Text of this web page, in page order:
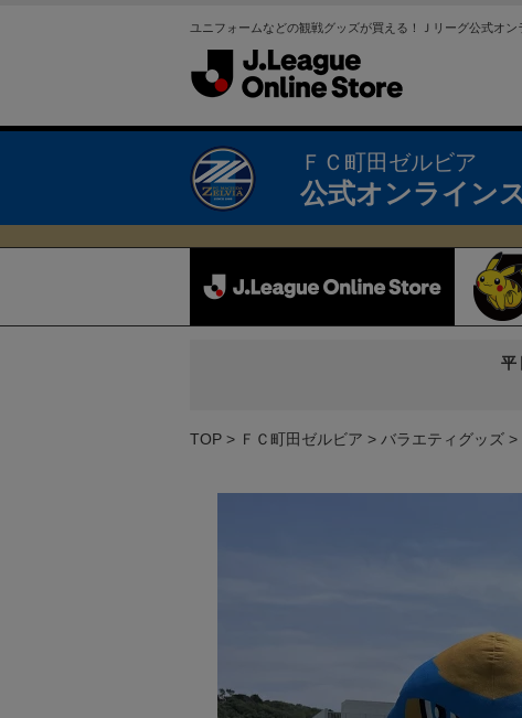
ユニフォームなどの観戦グッズが買える！Ｊリーグ公式オン
ＦＣ町田ゼルビア
公式オンライン
平
TOP ＦＣ町田ゼルビア バラエティグッズ